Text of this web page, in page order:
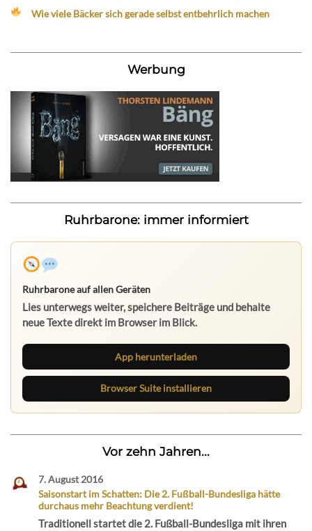
Wie viele Bäcker sich gerade selbst entbehrlich machen
Werbung
Ruhrbarone: immer informiert
Ruhrbarone auf allen Geräten
Lies unterwegs weiter, speichere Beiträge und behalte
neue Texte direkt im Browser im Blick.
App herunterladen
Browser Suite installieren
Vor zehn Jahren...
7. August 2016
Saisonstart im Schatten: Die 2. Fußball-Bundesliga hätte
durchaus mehr Beachtung verdient!
Traditionell startet die 2. Fußball-Bundesliga mit ihren